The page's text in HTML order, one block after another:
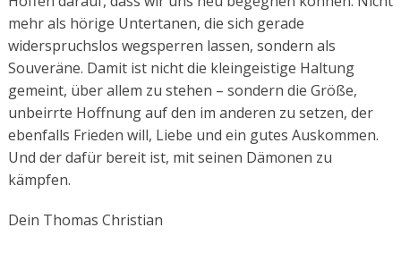
mehr als hörige Untertanen, die sich gerade
widerspruchslos wegsperren lassen, sondern als
Souveräne. Damit ist nicht die kleingeistige Haltung
gemeint, über allem zu stehen – sondern die Größe,
unbeirrte Hoffnung auf den im anderen zu setzen, der
ebenfalls Frieden will, Liebe und ein gutes Auskommen.
Und der dafür bereit ist, mit seinen Dämonen zu
kämpfen.
Dein Thomas Christian